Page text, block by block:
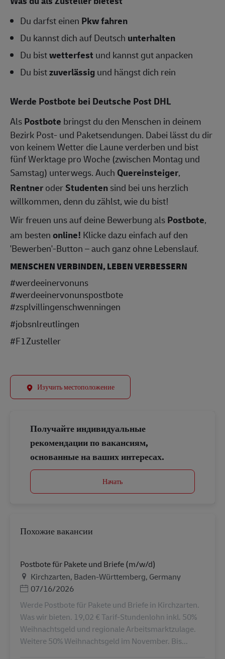
Du darfst einen Pkw fahren
Du kannst dich auf Deutsch unterhalten
Du bistwetterfest und kannst gut anpacken
Du bistzuverlässigund hängst dich rein
Werde Postbote bei Deutsche Post DHL
AlsPostbote bringst du den Menschen in deinem
Bezirk Post- und Paketsendungen. Dabei lässt du dir
von keinem Wetter die Laune verderben und bist
fünf Werktage pro Woche (zwischen Montag und
Samstag) unterwegs. Auch Quereinsteiger,
RentneroderStudentensind bei uns herzlich
willkommen, denn du zählst, wie du bist!
Wir freuen uns auf deine Bewerbung alsPostbote,
am bestenonline! Klicke dazu einfach auf den
'Bewerben'-Button – auch ganz ohne Lebenslauf.
MENSCHEN VERBINDEN, LEBEN VERBESSERN
#werdeeinervonuns
#werdeeinervonunspostbote
#zsplvillingenschwenningen
#jobsnlreutlingen
#F1Zusteller
Изучить местоположение
Получайте индивидуальные
рекомендации по вакансиям,
основанные на ваших интересах.
Начать
Похожие вакансии
Postbote für Pakete und Briefe (m/w/d)
Местоположение
Kirchzarten, Baden-Württemberg, Germany
Дата публикации
07/16/2026
Werde Postbote für Pakete und Briefe in Kirchzarten.
Was wir bieten. 19,02 € Tarif-Stundenlohn inkl. 50%
Weihnachtsgeld und regionale Arbeitsmarktzulage.
Weitere 50% Weihnachtsgeld im November. Bis...